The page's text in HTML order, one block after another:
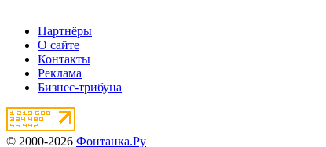
Партнёры
О сайте
Контакты
Реклама
Бизнес-трибуна
© 2000-2026 Фонтанка.Ру